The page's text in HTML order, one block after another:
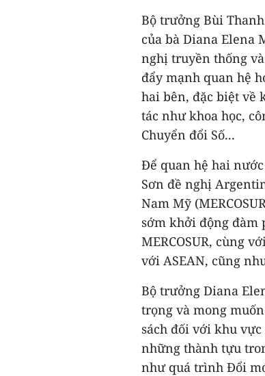
Bộ trưởng Bùi
của bà Diana Elena
nghị truyền thống
đẩy mạnh quan hệ
hai bên, đặc biệt về
tác như khoa học,
Chuyển đổi Số...
Để quan hệ hai
Sơn đề nghị
Nam Mỹ
sớm khởi động đàm
MERCOSUR, cùng
với ASEAN, cũng
Bộ trưởng Diana
trọng và mong
sách đối với khu
những thành tựu
như quá trình Đổi